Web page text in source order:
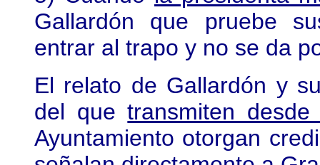
Gallardón que pruebe
entrar al trapo y no se da
El relato de Gallardón y
del quetransmiten
Ayuntamiento otorgan